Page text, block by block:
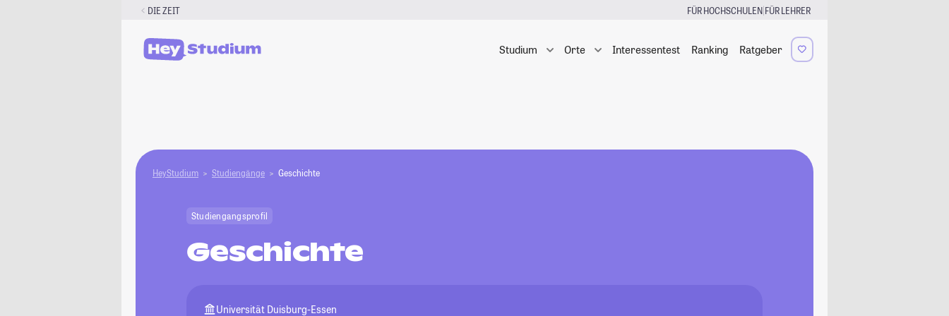
DIE ZEIT FÜR HOCHSCHULEN|FÜR LEHRER
Studium Orte Interessentest Ranking Ratgeber
HeyStudium Studiengänge Geschichte
Studiengangsprofil
Geschichte
Universität Duisburg-Essen